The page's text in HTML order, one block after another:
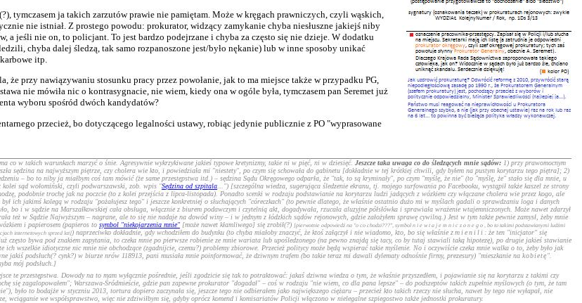
tymczasem ja takich zarzutów prawie nie pamiętam. Może w kręgach prawniczych, czyli wąskich,
nie istniał. Z prostego powodu: prokurator, widzący zamykanie chyba niesłuszne jakiejś niby
a jeśli nie on, to policjant. To jest bardzo podejrzane i chyba za często się nie dzieje. W dodatku
chyba dalej śledzą, tak samo rozpanoszone jest/było nękanie) lub w inne sposoby unikać
itp.
przy nawiązywaniu stosunku pracy przez powołanie, jak to ma miejsce także w przypadku PG,
nie mówiła nic o kontrasygnacie, nie wiem, kiedy ona w ogóle była, tymczasem pan Seremet już
wyboru spośród dwóch kandydatów?
przecież, bo dotyczącego legalności ustawy, robiąc jedynie publicznie z PO "wyprasowane
w takich warunkach marzyć o śnie. Agresywnie wykrzykiwane jakieś typowe kretynizmy, takie ni w pięć, ni w dziesięć. Jeszcze taka uwaga co do śledzących mnie sądów: 1) przy prawomocnym
sędzina na najwyższym piętrze, czy cholera wie kto, i powiedziała mi "niestety", po czym się schowała do gabinetu [dokładnie w tej krótkiej chwili, gdy byłem na pustym korytarzu tego piętra]; 2)
– bo to niby ja miałbym coś tam mówić (że same przestępstwa itd.) – sędzina Sądu Okręgowego odparła, że "tak, to są kryminały", po czym "myślę, że nie" (to "myślę, że" stało się dla mnie, u
kolei sąd wołomiński, czyli podwarszawski, zob. wpis "Sędzina od szpitala ...") [szczególna wiedza, sugerująca śledzenie ekranu, tj. mojego surfowania po Facebooku, wystąpił także kaszel ze strony
podobnie trochę jak na poczcie (to z kolei przejścia z lipca-listopada). Ponadto scenki w rodzaju podstawianie na korytarzu ludzi jadących z wózkiem czy włączane cholera wie przez kogo, ale
ich jakimś kolegą w rodzaju "pożałujesz tego" i jeszcze konkretniej o słuchających "córeczkach" (to pewnie dlatego, że właśnie ostatnio dużo mi w myślach gadali o sprawdzaniu loga i danych
i w sądzie na Marszałkowskiej cała obsługa, włącznie z biurem podawczym i czytelnią akt, dogadywała, rzucała aluzyjne półsłówka i sprawiała wrażenie wtajemniczonych. Może nawet zdarzył
też w Sądzie Najwyższym – nagrane, ale to się nie nadaje na dowód winy – i w jednym z łódzkich sądów rejonowych, gdzie założyłem sprawę cywilną.) Jest w tym także pewnie zamysł, żeby mnie
i papierosem (papieros to symbol "niekojarzenia mnie" [może nawet kłamliwego] się zrobił(?) [pierwotnie odpowiedź na "o co chodzi???", symbol niewtajemniczonego
, bo to takimi podstawianymi ludźmi
internetowych sprzed lat]) naprzeciwko dokładnie, gdy wchodziłem do budynku (to chyba miałoby znaczyć, że ktoś załączył i nie wiadomo, kto, bo się właśnie zmienili : że ten "inicjator" się
bywa pod znakiem zapytania, to czeka mnie po pierwsze robienie ze mnie wariata lub upośledzonego (na pewno znajdą się tacy, co by tutaj stawiali taką hipotezę), po drugie jakieś stawianie
wszelkie idiotyczne nic mnie nie obchodzące (zgadnijcie, czemu?) problemy zbiorowe. Przecież politycy może będą wspierać takie myślenie. No i oczywiście czeka mnie walka o to, żeby było jak
jakiś podsłuch(? cynk?) w biurze nrów 118913, pani musiała mnie poinformować, że dziwnym trafem (bo takie teraz mi dawali dylematy odnośnie firmy, prezesury) "mieszkanie na kobietę".
mój podsłuch.]
te przestępstwa. Dowody na to mam wyłącznie pośrednie, jeśli zgodzicie się tak to potraktować: jakaś dziwna wiedza o tym, że właśnie przyszedłem, i pojawianie się na korytarzu z takimi czy
się zagalopowałem"; Warszawa-Śródmieście, gdzie pan zapewne prokurator "dogadał" – coś w rodzaju "nie wiem, co dla pana lepsze" – do podszeptów takich zupełnie myślowych (o tym, że tam
było to bodajże w styczniu 2013, tortura dopiero zaczynała się, jeszcze tego nie odbierałem jako największego ciężaru – przecież kto takich rzeczy nie słucha, nawet by tego nie wyłapał, nie
we współsprawstwo, więc nie zdziwiłbym się, gdyby oprócz komend i komisariatów Policji włączono w nielegalne szpiegostwo także jednostki prokuratury.